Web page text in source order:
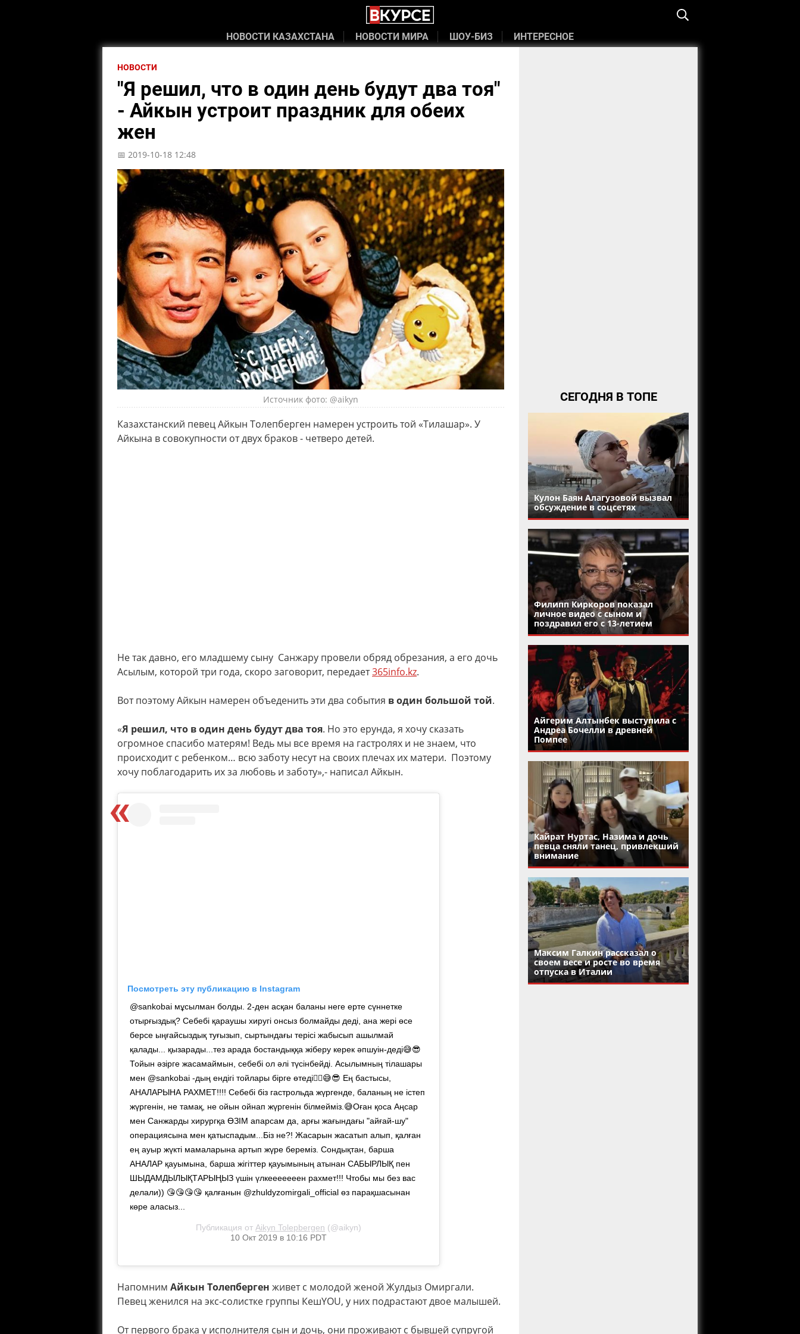
НОВОСТИ КАЗАХСТАНА НОВОСТИ МИРА ШОУ-БИЗ ИНТЕРЕСНОЕ
НОВОСТИ
"Я решил, что в один день будут два тоя"
- Айкын устроит праздник для обеих
жен
📅 2019-10-18 12:48
Источник фото: @aikyn
Казахстанский певец Айкын Толепберген намерен устроить той «Тилашар». У
Айкына в совокупности от двух браков - четверо детей.
Не так давно, его младшему сыну Санжару провели обряд обрезания, а его дочь
Асылым, которой три года, скоро заговорит, передает365info.kz.
Вот поэтому Айкын намерен объеденить эти два события в один большой той.
«Я решил, что в один день будут два тоя. Но это ерунда, я хочу сказать
огромное спасибо матерям! Ведь мы все время на гастролях и не знаем, что
происходит с ребенком… всю заботу несут на своих плечах их матери. Поэтому
хочу поблагодарить их за любовь и заботу»,- написал Айкын.
Посмотреть эту публикацию в Instagram
@sankobai мұсылман болды. 2-ден асқан баланы неге ерте сүннетке
отырғыздық? Себебі қараушы хиругі онсыз болмайды деді, ана жері өсе
берсе ыңғайсыздық туғызып, сыртындағы терісі жабысып ашылмай
қалады... қызарады...тез арада бостандыққа жіберу керек әпшуін-деді😅😎
Тойын әзірге жасамаймын, себебі ол әлі түсінбейді. Асылымның тілашары
мен @sankobai -дың ендігі тойлары бірге өтеді☝🏼😅😎 Ең бастысы,
АНАЛАРЫНА РАХМЕТ!!!! Себебі біз гастрольда жүргенде, баланың не істеп
жүргенін, не тамақ, не ойын ойнап жүргенін білмейміз.😅Оған қоса Аңсар
мен Санжарды хирургқа ӨЗІМ апарсам да, арғы жағындағы "айғай-шу"
операциясына мен қатыспадым...Біз не?! Жасарын жасатып алып, қалған
ең ауыр жүкті мамаларына артып жүре береміз. Сондықтан, барша
АНАЛАР қауымына, барша жігіттер қауымының атынан САБЫРЛЫҚ пен
ШЫДАМДЫЛЫҚТАРЫҢЫЗ үшін үлкееееееен рахмет!!! Чтобы мы без вас
делали)) 😘😘😘😘 қалғанын @zhuldyzomirgali_official өз парақшасынан
көре аласыз...
Публикация от Aikyn Tolepbergen (@aikyn)
10 Окт 2019 в 10:16 PDT
Напомним Айкын Толепберген живет с молодой женой Жулдыз Омиргали.
Певец женился на экс-солистке группы КешYOU, у них подрастают двое малышей.
От первого брака у исполнителя сын и дочь, они проживают с бывшей супругой
СЕГОДНЯ В ТОПЕ
Кулон Баян Алагузовой вызвал
обсуждение в соцсетях
Филипп Киркоров показал
личное видео с сыном и
поздравил его с 13-летием
Айгерим Алтынбек выступила с
Андреа Бочелли в древней
Помпее
Кайрат Нуртас, Назима и дочь
певца сняли танец, привлекший
внимание
Максим Галкин рассказал о
своем весе и росте во время
отпуска в Италии